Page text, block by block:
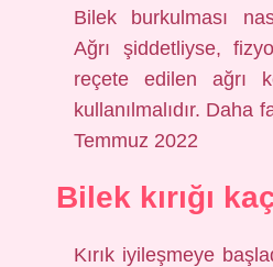
Bilek burkulması
Ağrı şiddetliyse,
reçete edilen ağrı
kullanılmalıdır. Daha
Temmuz 2022
Bilek kırığı
Kırık iyileşmeye